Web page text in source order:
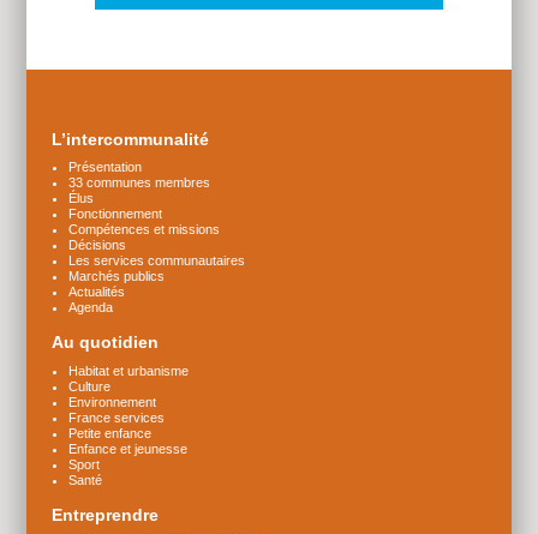
L’intercommunalité
Présentation
33 communes membres
Élus
Fonctionnement
Compétences et missions
Décisions
Les services communautaires
Marchés publics
Actualités
Agenda
Au quotidien
Habitat et urbanisme
Culture
Environnement
France services
Petite enfance
Enfance et jeunesse
Sport
Santé
Entreprendre